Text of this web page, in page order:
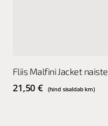
product
has
Fliis Malfini Jacket naiste
21,50€ (hind sisaldab km)